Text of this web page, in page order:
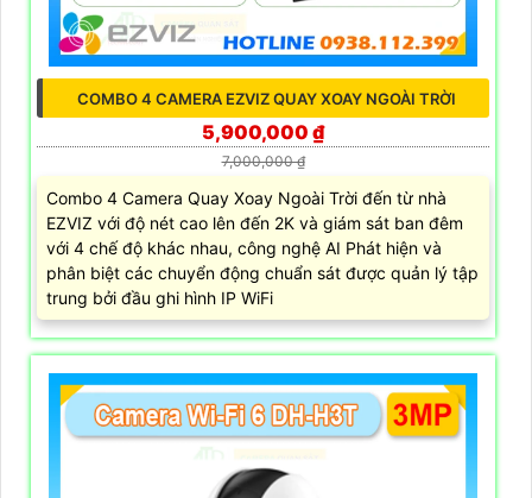
COMBO 4 CAMERA EZVIZ QUAY XOAY NGOÀI TRỜI
5,900,000 ₫
7,000,000 ₫
Combo 4 Camera Quay Xoay Ngoài Trời đến từ nhà
EZVIZ với độ nét cao lên đến 2K và giám sát ban đêm
với 4 chế độ khác nhau, công nghệ AI Phát hiện và
phân biệt các chuyển động chuẩn sát được quản lý tập
trung bởi đầu ghi hình IP WiFi